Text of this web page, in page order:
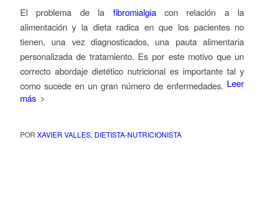
El problema de la fibromialgiacon relación a la
alimentación y la dieta radica en que los pacientes no
tienen, una vez diagnosticados, una pauta alimentaria
personalizada de tratamiento. Es por este motivo que un
correcto abordaje dietético nutricional es importante tal y
como sucede en un gran número de enfermedades. Leer
más
POR XAVIER VALLES, DIETISTA-NUTRICIONISTA